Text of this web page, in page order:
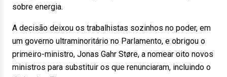
sobre energia.
A decisão deixou os trabalhistas sozinhos no poder, em
um governo ultraminoritário no Parlamento, e obrigou o
primeiro-ministro, Jonas Gahr Støre, a nomear oito novos
ministros para substituir os que renunciaram, incluindo o